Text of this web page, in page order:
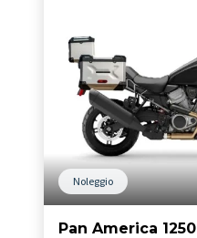
Noleggio
Pan America 1250